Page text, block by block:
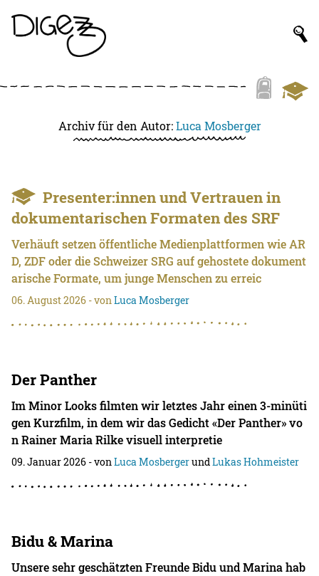
Archiv für den Autor:Luca Mosberger
Presenter:innen und Vertrauen in
dokumentarischen Formaten des SRF
Verhäuft setzen öffentliche Medienplattformen wie AR
D, ZDF oder die Schweizer SRG auf gehostete dokument
arische Formate, um junge Menschen zu erreic
06. August 2026 - vonLuca Mosberger
Der Panther
Im Minor Looks filmten wir letztes Jahr einen 3-minüti
gen Kurzfilm, in dem wir das Gedicht «Der Panther» vo
n Rainer Maria Rilke visuell interpretie
09. Januar 2026 - vonLuca MosbergerundLukas Hohmeister
Bidu & Marina
Unsere sehr geschätzten Freunde Bidu und Marina hab